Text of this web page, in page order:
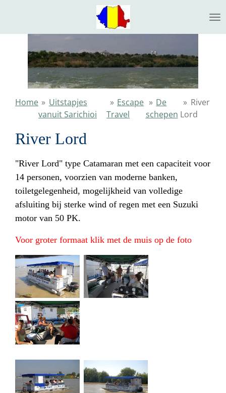
naar
hoofdinhoud
Home » Uitstapjes
vanuit Sarichioi
» Escape
Travel
» De
schepen
» River
Lord
River Lord
"River Lord" type Catamaran met een capaciteit voor
14 personen, voorzien van moderne banken,
toiletgelegenheid, mogelijkheid van volledige
afsluiting bij sterke wind of regen met een Suzuki
motor van 50 PK.
Voor groter formaat klik met de muis op de foto